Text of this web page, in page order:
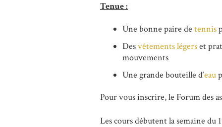
Tenue :
Une bonne paire de tennis
Desvêtements légerset
mouvements
Une grande bouteille d’eau
Pour vous inscrire, le Forum des
Les cours débutent la semaine du